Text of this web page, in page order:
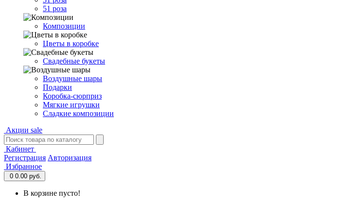
51 роза
Композиции
Цветы в коробке
Свадебные букеты
Воздушные шары
Подарки
Коробка-сюрприз
Мягкие игрушки
Сладкие композиции
Акции sale
Кабинет
Регистрация Авторизация
Избранное
0 0.00 руб.
В корзине пусто!